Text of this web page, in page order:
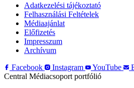
Adatkezelési tájékoztató
Felhasználási Feltételek
Médiaajánlat
Előfizetés
Impresszum
Archívum
Facebook
Instagram YouTube
Central Médiacsoport portfólió